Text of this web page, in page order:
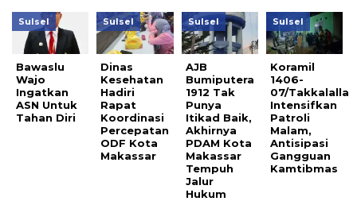
Sulsel
Bawaslu
Wajo
Ingatkan
ASN Untuk
Tahan Diri
Sulsel
Dinas
Kesehatan
Hadiri
Rapat
Koordinasi
Percepatan
ODF Kota
Makassar
Sulsel
AJB
Bumiputera
1912 Tak
Punya
Itikad Baik,
Akhirnya
PDAM Kota
Makassar
Tempuh
Jalur
Hukum
Sulsel
Koramil
1406-
07/Takkalalla
Intensifkan
Patroli
Malam,
Antisipasi
Gangguan
Kamtibmas